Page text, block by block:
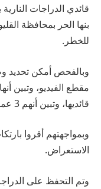
قائدي الدراجات
بنها الحر بمحافظة
للخطر.
وبالفحص أمكن تحديد
مقطع الفيديو، وتبين
قائديها، وتبين أنهم 3 عمال مقيمون بدائرة مركز شرطة بنها.
وبمواجهتهم أقروا
الاستعراض.
وتم التحفظ على